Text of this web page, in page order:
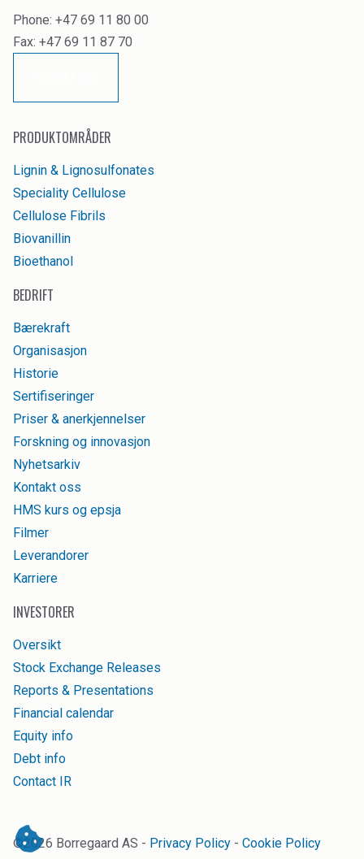
Pigments
Phone: +47 69 11 80 00
Fax: +47 69 11 87 70
PRODUKTOMRÅDER
Lignin & Lignosulfonates
Speciality Cellulose
Cellulose Fibrils
Biovanillin
Bioethanol
BEDRIFT
Bærekraft
Organisasjon
Historie
Sertifiseringer
Priser & anerkjennelser
Forskning og innovasjon
Nyhetsarkiv
Kontakt oss
HMS kurs og epsja
Filmer
Leverandorer
Karriere
INVESTORER
Oversikt
Stock Exchange Releases
Reports & Presentations
Financial calendar
Equity info
Debt info
Contact IR
©2026 Borregaard AS - Privacy Policy - Cookie Policy